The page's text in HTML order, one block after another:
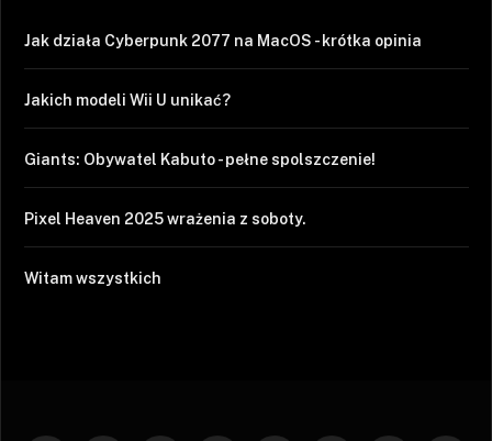
Jak działa Cyberpunk 2077 na MacOS - krótka opinia
Jakich modeli Wii U unikać?
Giants: Obywatel Kabuto - pełne spolszczenie!
Pixel Heaven 2025 wrażenia z soboty.
Witam wszystkich